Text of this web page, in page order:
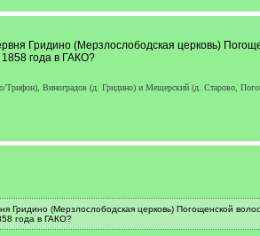
Гридино (Мерзлослободская церковь)
года в ГАКО?
Виноградов (д. Гридино) и Мещерский (д. Старово,
Гридино (Мерзлослободская церковь) Погощенской
года в ГАКО?